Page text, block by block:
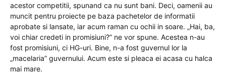
acestor competitii, spunand ca nu sunt bani. Deci, oamenii au
muncit pentru proiecte pe baza pachetelor de informatii
aprobate si lansate, iar acum raman cu ochii in soare. „Hai, ba,
voi chiar credeti in promisiuni?” ne vor spune. Acestea n-au
fost promisiuni, ci HG-uri. Bine, n-a fost guvernul lor la
„macelaria” guvernului. Acum este si pleaca ei acasa cu halca
mai mare.